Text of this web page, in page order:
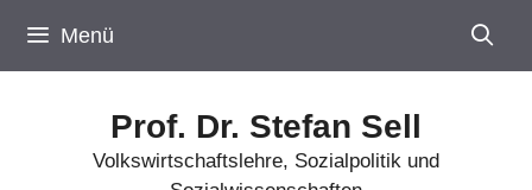
Inhalt
springen
Menü
Prof. Dr. Stefan Sell
Volkswirtschaftslehre, Sozialpolitik und